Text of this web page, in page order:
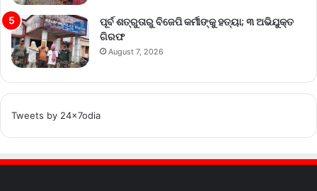
ପୂର୍ବ ଶତ୍ରୁତାରୁ ବିଜେପି କର୍ମୀଙ୍କୁ ହତ୍ୟା; ୩ ଅଭିଯୁକ୍ତ
ଗିରଫ
August 7, 2026
Tweets by 24x7odia